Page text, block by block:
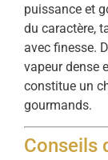
puissance et
du caractère,
avec finesse.
vapeur dense
constitue un
gourmands.
Conseils